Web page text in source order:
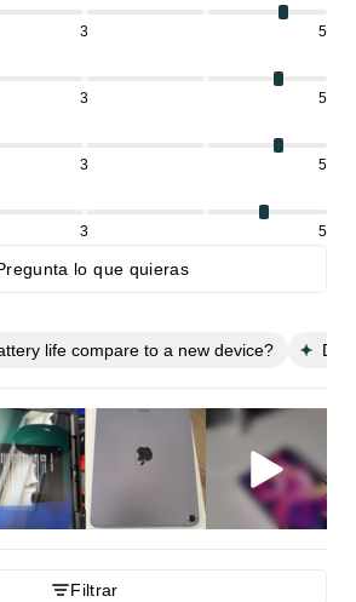
3 5
3 5
3 5
3 5
lo que quieras
life compare to a new device?
Filtrar